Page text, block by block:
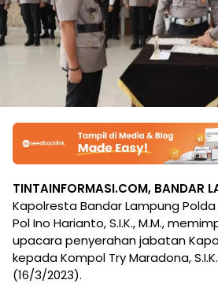
TINTAINFORMASI.COM, BANDAR
Kapolresta Bandar Lampung
Pol Ino Harianto, S.I.K., M.M.,
upacara penyerahan jabatan
kepada Kompol Try Maradona,
(16/3/2023).